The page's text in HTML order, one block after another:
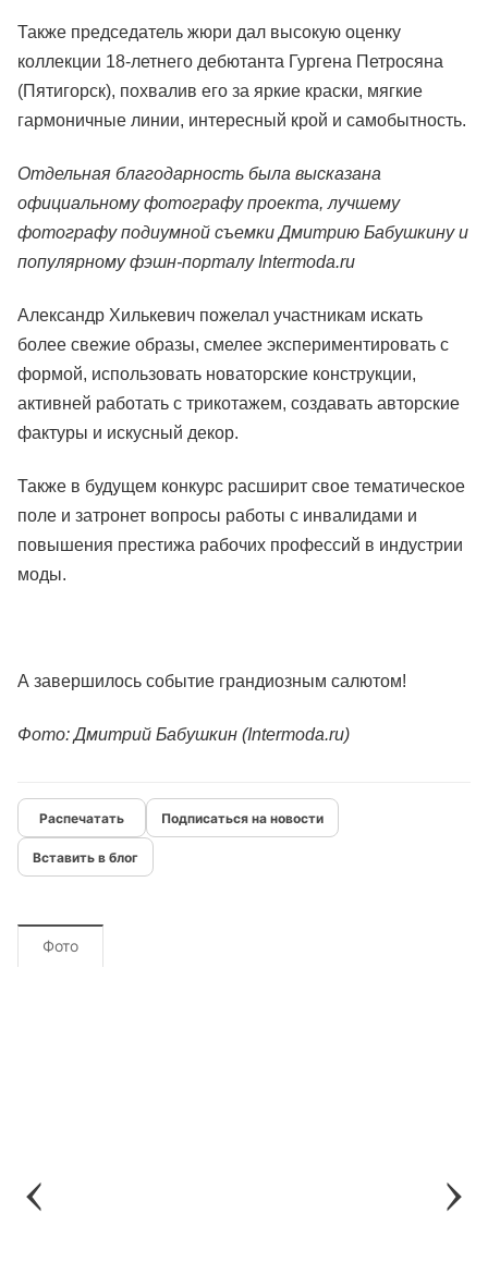
Также председатель жюри дал высокую оценку
коллекции 18-летнего дебютанта Гургена Петросяна
(Пятигорск), похвалив его за яркие краски, мягкие
гармоничные линии, интересный крой и самобытность.
Отдельная благодарность была высказана
официальному фотографу проекта, лучшему
фотографу подиумной съемки Дмитрию Бабушкину и
популярному фэшн-порталу Intermoda.ru
Александр Хилькевич пожелал участникам искать
более свежие образы, смелее экспериментировать с
формой, использовать новаторские конструкции,
активней работать с трикотажем, создавать авторские
фактуры и искусный декор.
Также в будущем конкурс расширит свое тематическое
поле и затронет вопросы работы с инвалидами и
повышения престижа рабочих профессий в индустрии
моды.
А завершилось событие грандиозным салютом!
Фото: Дмитрий Бабушкин (Intermoda.ru)
Подписаться на новости
Вставить в блог
Фото